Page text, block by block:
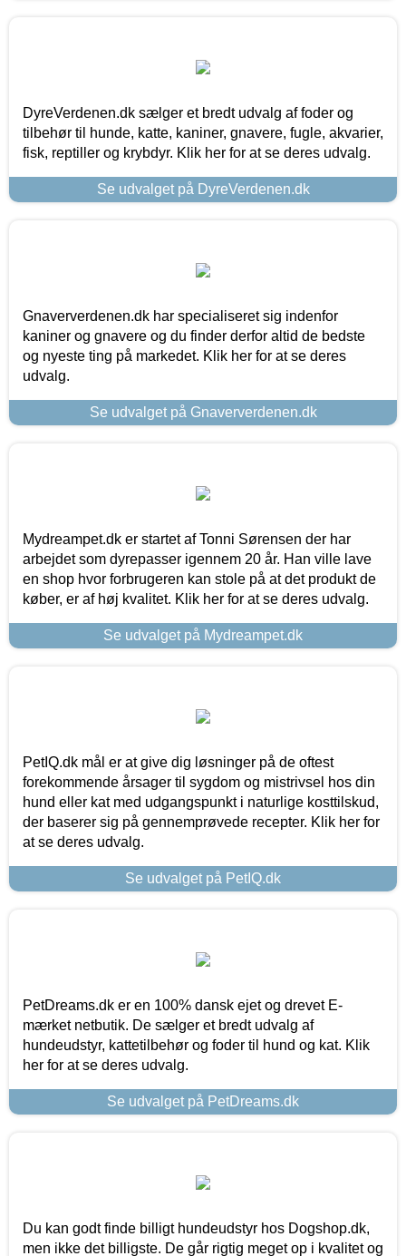
DyreVerdenen.dk sælger et bredt udvalg af foder og
tilbehør til hunde, katte, kaniner, gnavere, fugle, akvarier,
fisk, reptiller og krybdyr. Klik her for at se deres udvalg.
Se udvalget på DyreVerdenen.dk
Gnaververdenen.dk har specialiseret sig indenfor
kaniner og gnavere og du finder derfor altid de bedste
og nyeste ting på markedet. Klik her for at se deres
udvalg.
Se udvalget på Gnaververdenen.dk
Mydreampet.dk er startet af Tonni Sørensen der har
arbejdet som dyrepasser igennem 20 år. Han ville lave
en shop hvor forbrugeren kan stole på at det produkt de
køber, er af høj kvalitet. Klik her for at se deres udvalg.
Se udvalget på Mydreampet.dk
PetIQ.dk mål er at give dig løsninger på de oftest
forekommende årsager til sygdom og mistrivsel hos din
hund eller kat med udgangspunkt i naturlige kosttilskud,
der baserer sig på gennemprøvede recepter. Klik her for
at se deres udvalg.
Se udvalget på PetIQ.dk
PetDreams.dk er en 100% dansk ejet og drevet E-
mærket netbutik. De sælger et bredt udvalg af
hundeudstyr, kattetilbehør og foder til hund og kat. Klik
her for at se deres udvalg.
Se udvalget på PetDreams.dk
Du kan godt finde billigt hundeudstyr hos Dogshop.dk,
men ikke det billigste. De går rigtig meget op i kvalitet og